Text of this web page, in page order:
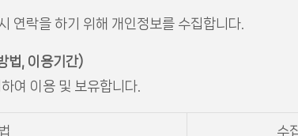
연락을 하기 위해 개인정보를 수집합니다.
법, 이용기간)
여 이용 및 보유합니다.
수